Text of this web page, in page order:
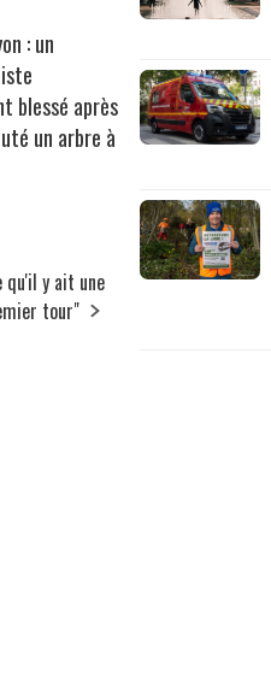
: un
blessé après
un arbre à
qu'il y ait une
tour"